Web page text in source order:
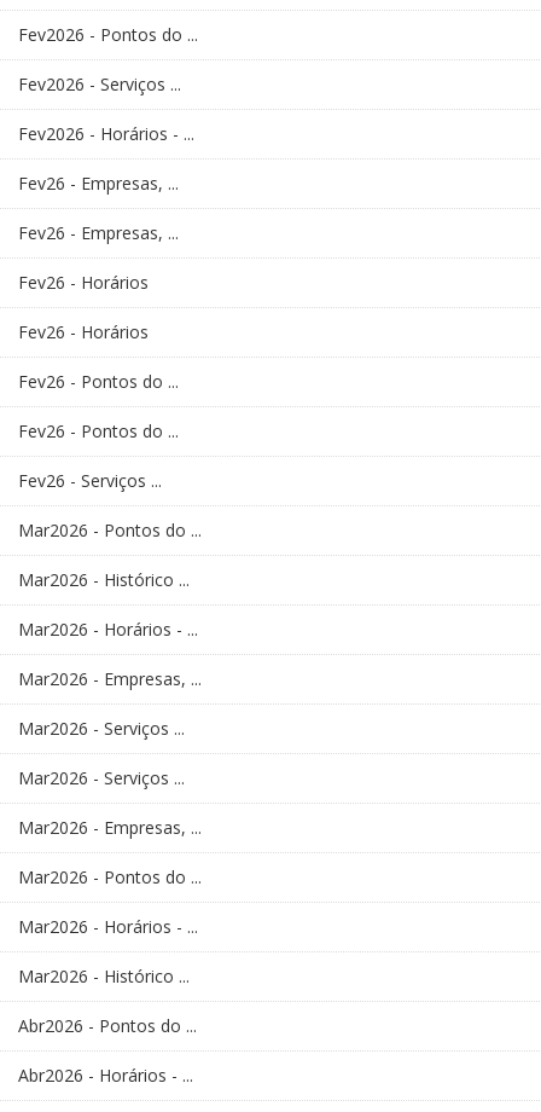
Fev2026 - Pontos do ...
Fev2026 - Serviços ...
Fev2026 - Horários - ...
Fev26 - Empresas, ...
Fev26 - Empresas, ...
Fev26 - Horários
Fev26 - Horários
Fev26 - Pontos do ...
Fev26 - Pontos do ...
Fev26 - Serviços ...
Mar2026 - Pontos do ...
Mar2026 - Histórico ...
Mar2026 - Horários - ...
Mar2026 - Empresas, ...
Mar2026 - Serviços ...
Mar2026 - Serviços ...
Mar2026 - Empresas, ...
Mar2026 - Pontos do ...
Mar2026 - Horários - ...
Mar2026 - Histórico ...
Abr2026 - Pontos do ...
Abr2026 - Horários - ...